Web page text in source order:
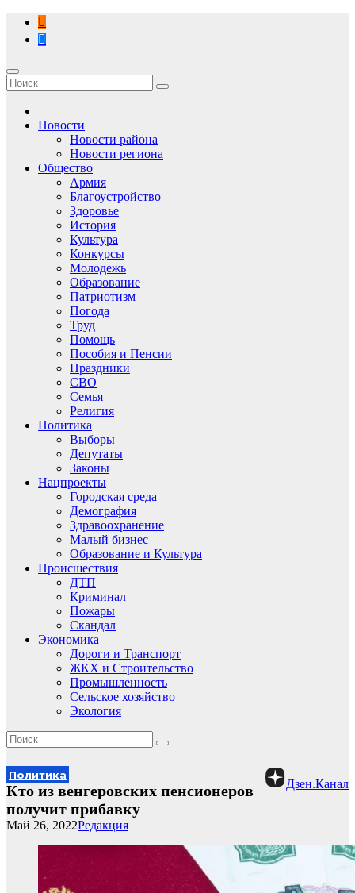
Перейти
содержимому
Новости
Новости района
Новости региона
Общество
Армия
Благоустройство
Здоровье
История
Культура
Конкурсы
Молодежь
Образование
Патриотизм
Погода
Труд
Помощь
Пособия и Пенсии
Праздники
СВО
Семья
Религия
Политика
Выборы
Депутаты
Законы
Нацпроекты
Городская среда
Демография
Здравоохранение
Малый бизнес
Образование и Культура
Происшествия
ДТП
Криминал
Пожары
Скандал
Экономика
Дороги и Транспорт
ЖКХ и Строительство
Промышленность
Сельское хозяйство
Экология
Политика
Дзен.Канал
Кто из венгеровских пенсионеров
получит прибавку
Редакция
Май 26, 2022